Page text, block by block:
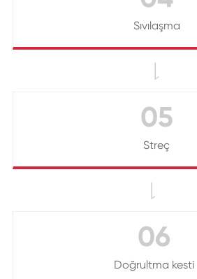
Sıvılaşma

05
Streç

06
Doğrultma kesti